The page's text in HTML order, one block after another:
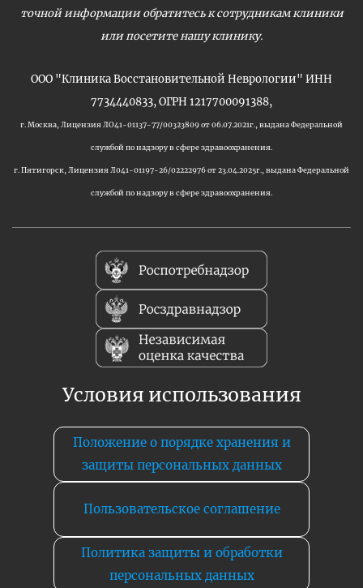
точной информации обратитесь к сотрудникам клиники
или посетите нашу клинику.
ООО "Клиника Восстановительной Неврологии" ИНН
7734440833, ОГРН 1217700091388,
г. Москва, Лицензия ЛО41-01137-77/00323809 от 06.07.2021г., выдана Федеральной
службой по надзору в сфере здравоохранения.
г. Пятигорск, Лицензия Л041-01197-26/02222976 от 23.04.2025г., выдана Федеральной
службой по надзору в сфере здравоохранения.
Условия использования
Положение о порядке хранения и
защиты персональных данных
Пользовательское соглашение
Политика защиты и обработки
персональных данных